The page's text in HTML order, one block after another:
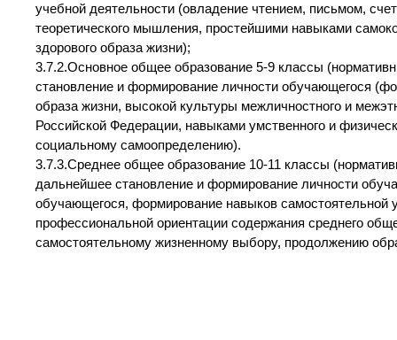
учебной деятельности (овладение чтением, письмом,
теоретического мышления, простейшими навыками
здорового образа жизни);
3.7.2.Основное общее образование 5-9 классы
становление и формирование личности обучающегося
образа жизни, высокой культуры межличностного и
Российской Федерации, навыками умственного и
социальному самоопределению).
3.7.3.Среднее общее образование 10-11 классы
дальнейшее становление и формирование личности
обучающегося, формирование навыков самостоятельной
профессиональной ориентации содержания среднего
самостоятельному жизненному выбору, продолжению